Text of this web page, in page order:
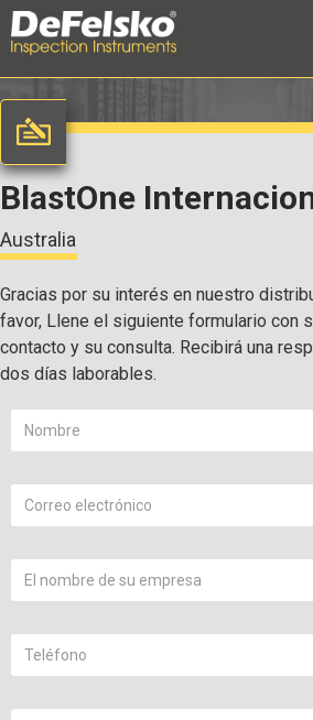
BlastOne
Australia
Gracias por su interés en nuestro
favor, Llene el siguiente formulario con
contacto y su consulta. Recibirá una
dos días laborables.